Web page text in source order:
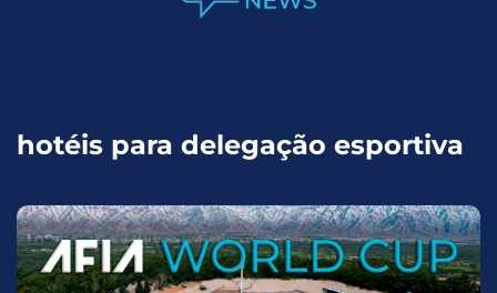
hotéis para delegação esportiva